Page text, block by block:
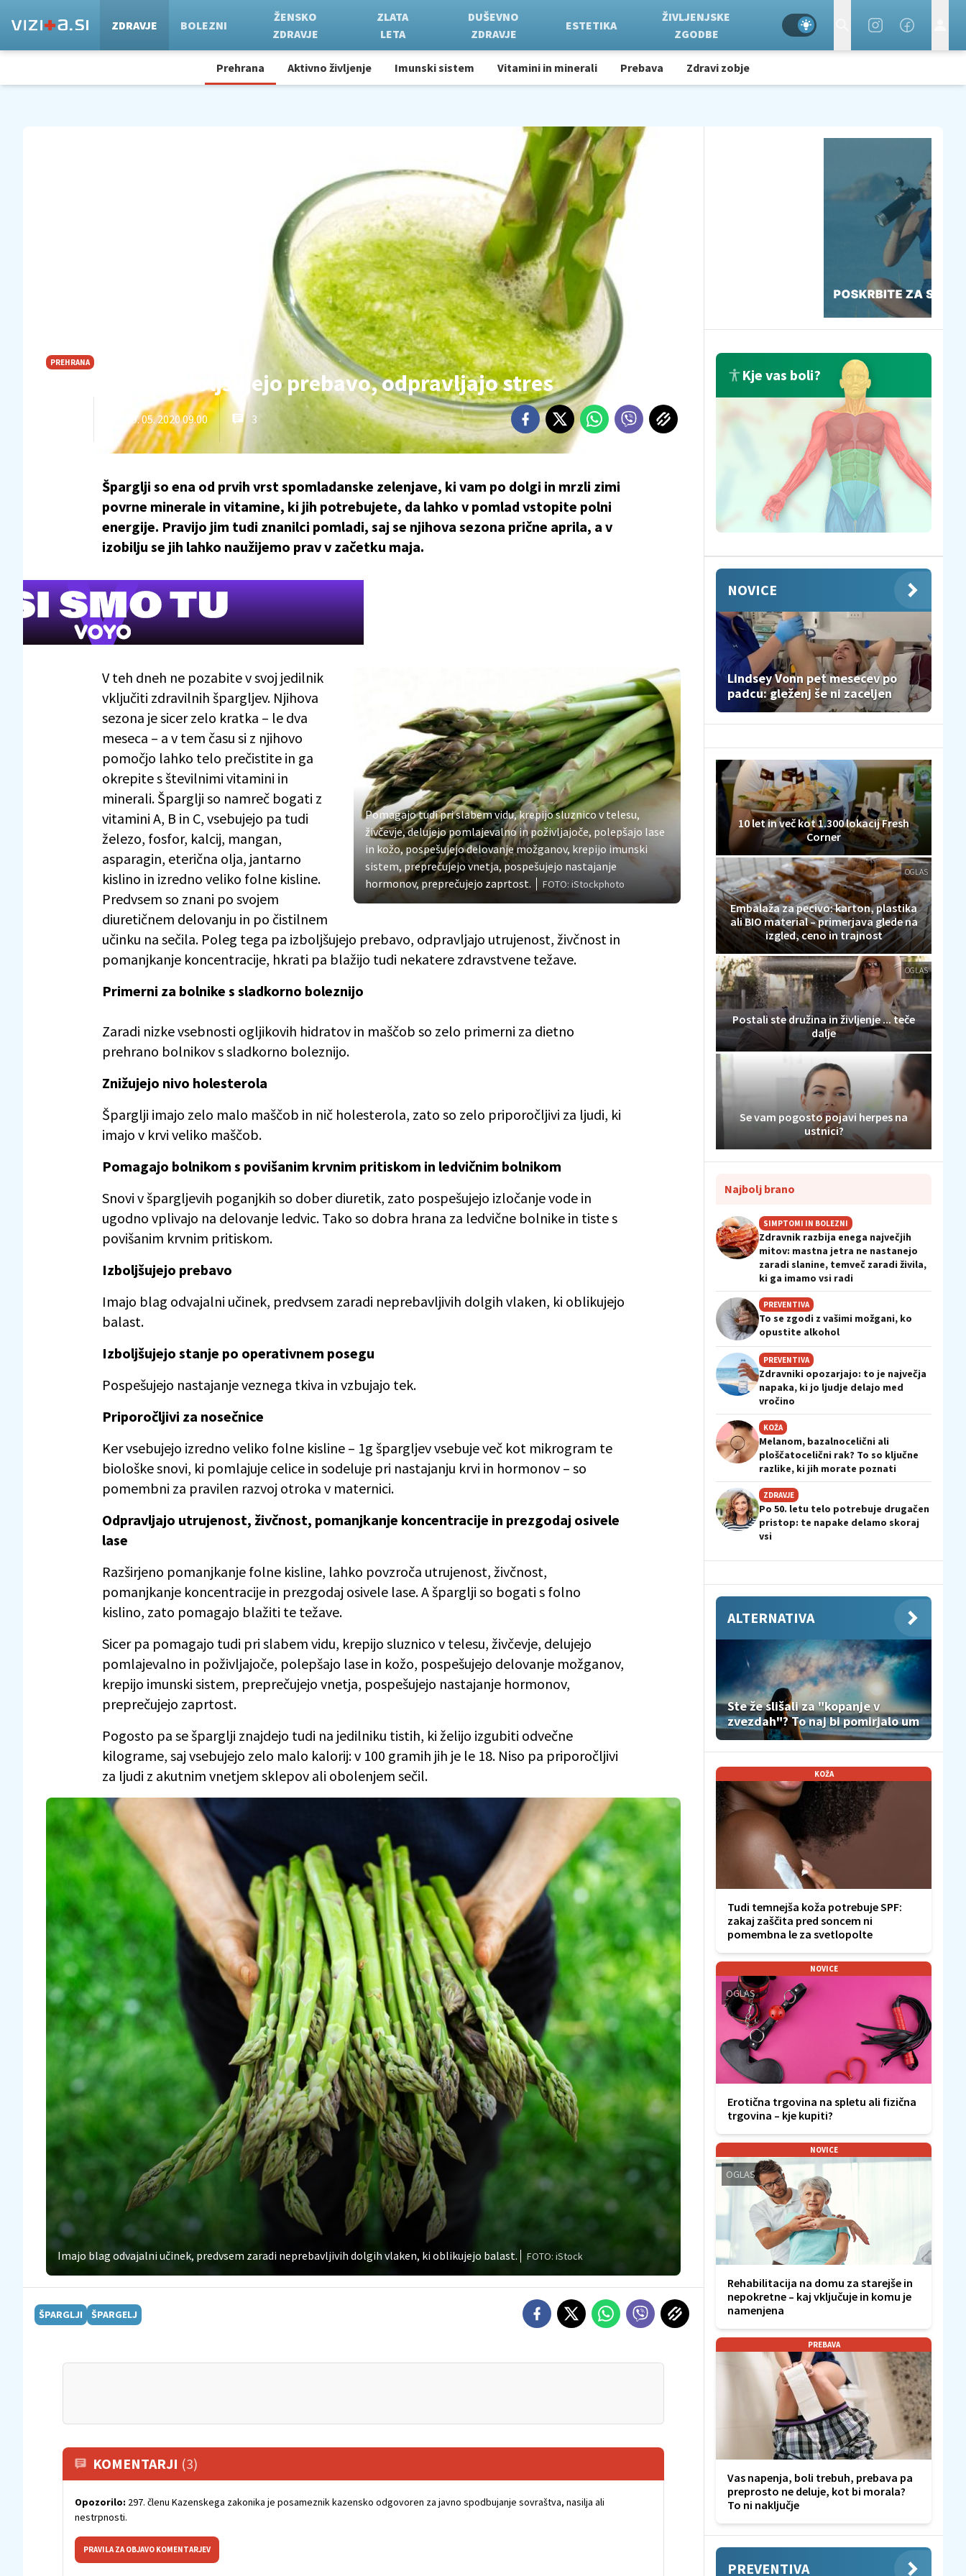
ZDRAVJE BOLEZNI
ŽENSKO
ZDRAVJE
ZLATA
LETA
DUŠEVNO
ZDRAVJE
ESTETIKA
ŽIVLJENJSKE
ZGODBE
Prehrana Aktivno življenje Imunski sistem Vitamini in minerali Prebava Zdravi zobje
PREHRANA
Čistijo telo, izboljšujejo prebavo, odpravljajo stres
19. 05. 2020 09.00 3
Šparglji so ena od prvih vrst spomladanske zelenjave, ki vam po dolgi in mrzli zimi
povrne minerale in vitamine, ki jih potrebujete, da lahko v pomlad vstopite polni
energije. Pravijo jim tudi znanilci pomladi, saj se njihova sezona prične aprila, a v
izobilju se jih lahko naužijemo prav v začetku maja.
Pomagajo tudi pri slabem vidu, krepijo sluznico v telesu,
živčevje, delujejo pomlajevalno in poživljajoče, polepšajo lase
in kožo, pospešujejo delovanje možganov, krepijo imunski
sistem, preprečujejo vnetja, pospešujejo nastajanje
hormonov, preprečujejo zaprtost.
FOTO: iStockphoto
V teh dneh ne pozabite v svoj jedilnik
vključiti zdravilnih špargljev. Njihova
sezona je sicer zelo kratka – le dva
meseca – a v tem času si z njihovo
pomočjo lahko telo prečistite in ga
okrepite s številnimi vitamini in
minerali. Šparglji so namreč bogati z
vitamini A, B in C, vsebujejo pa tudi
železo, fosfor, kalcij, mangan,
asparagin, eterična olja, jantarno
kislino in izredno veliko folne kisline.
Predvsem so znani po svojem
diuretičnem delovanju in po čistilnem
učinku na sečila. Poleg tega pa izboljšujejo prebavo, odpravljajo utrujenost, živčnost in
pomanjkanje koncentracije, hkrati pa blažijo tudi nekatere zdravstvene težave.
Primerni za bolnike s sladkorno boleznijo
Zaradi nizke vsebnosti ogljikovih hidratov in maščob so zelo primerni za dietno
prehrano bolnikov s sladkorno boleznijo.
Znižujejo nivo holesterola
Šparglji imajo zelo malo maščob in nič holesterola, zato so zelo priporočljivi za ljudi, ki
imajo v krvi veliko maščob.
Pomagajo bolnikom s povišanim krvnim pritiskom in ledvičnim bolnikom
Snovi v špargljevih poganjkih so dober diuretik, zato pospešujejo izločanje vode in
ugodno vplivajo na delovanje ledvic. Tako so dobra hrana za ledvične bolnike in tiste s
povišanim krvnim pritiskom.
Izboljšujejo prebavo
Imajo blag odvajalni učinek, predvsem zaradi neprebavljivih dolgih vlaken, ki oblikujejo
balast.
Izboljšujejo stanje po operativnem posegu
Pospešujejo nastajanje veznega tkiva in vzbujajo tek.
Priporočljivi za nosečnice
Ker vsebujejo izredno veliko folne kisline – 1g špargljev vsebuje več kot mikrogram te
biološke snovi, ki pomlajuje celice in sodeluje pri nastajanju krvi in hormonov – so
pomembni za pravilen razvoj otroka v maternici.
Odpravljajo utrujenost, živčnost, pomanjkanje koncentracije in prezgodaj osivele
lase
Razširjeno pomanjkanje folne kisline, lahko povzroča utrujenost, živčnost,
pomanjkanje koncentracije in prezgodaj osivele lase. A šparglji so bogati s folno
kislino, zato pomagajo blažiti te težave.
Sicer pa pomagajo tudi pri slabem vidu, krepijo sluznico v telesu, živčevje, delujejo
pomlajevalno in poživljajoče, polepšajo lase in kožo, pospešujejo delovanje možganov,
krepijo imunski sistem, preprečujejo vnetja, pospešujejo nastajanje hormonov,
preprečujejo zaprtost.
Pogosto pa se šparglji znajdejo tudi na jedilniku tistih, ki želijo izgubiti odvečne
kilograme, saj vsebujejo zelo malo kalorij: v 100 gramih jih je le 18. Niso pa priporočljivi
za ljudi z akutnim vnetjem sklepov ali obolenjem sečil.
Imajo blag odvajalni učinek, predvsem zaradi neprebavljivih dolgih vlaken, ki oblikujejo balast. FOTO: iStock
ŠPARGLJI ŠPARGELJ
KOMENTARJI (3)
Opozorilo: 297. členu Kazenskega zakonika je posameznik kazensko odgovoren za javno spodbujanje sovraštva, nasilja ali
nestrpnosti.
PRAVILA ZA OBJAVO KOMENTARJEV
Kje vas boli?
NOVICE
Lindsey Vonn pet mesecev po
padcu: gleženj še ni zaceljen
10 let in več kot 1.300 lokacij Fresh
Corner
OGLAS
Embalaža za pecivo: karton, plastika
ali BIO material – primerjava glede na
izgled, ceno in trajnost
OGLAS
Postali ste družina in življenje ... teče
dalje
Se vam pogosto pojavi herpes na
ustnici?
Najbolj brano
SIMPTOMI IN BOLEZNI
Zdravnik razbija enega največjih
mitov: mastna jetra ne nastanejo
zaradi slanine, temveč zaradi živila,
ki ga imamo vsi radi
PREVENTIVA
To se zgodi z vašimi možgani, ko
opustite alkohol
PREVENTIVA
Zdravniki opozarjajo: to je največja
napaka, ki jo ljudje delajo med
vročino
KOŽA
Melanom, bazalnocelični ali
ploščatocelični rak? To so ključne
razlike, ki jih morate poznati
ZDRAVJE
Po 50. letu telo potrebuje drugačen
pristop: te napake delamo skoraj
vsi
ALTERNATIVA
Ste že slišali za "kopanje v
zvezdah"? To naj bi pomirjalo um
KOŽA
Tudi temnejša koža potrebuje SPF:
zakaj zaščita pred soncem ni
pomembna le za svetlopolte
NOVICE
OGLAS
Erotična trgovina na spletu ali fizična
trgovina – kje kupiti?
NOVICE
OGLAS
Rehabilitacija na domu za starejše in
nepokretne – kaj vključuje in komu je
namenjena
PREBAVA
Vas napenja, boli trebuh, prebava pa
preprosto ne deluje, kot bi morala?
To ni naključje
PREVENTIVA